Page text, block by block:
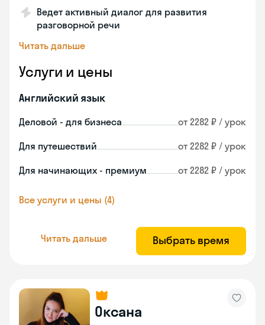
Ведет активный диалог для развития
разговорной речи
Читать дальше
Услуги и цены
Английский язык
Деловой - для бизнеса от 2282 ₽ / урок
Для путешествий от 2282 ₽ / урок
Для начинающих - премиум от 2282 ₽ / урок
Все услуги и цены (4)
Читать дальше Выбрать время
Оксана